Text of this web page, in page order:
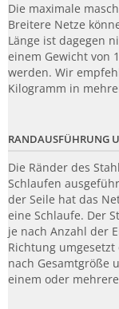
Die maximale
Breitere Netze
Länge ist dagegen
einem Gewicht von
werden. Wir
Kilogramm in
RANDAUSFÜHRUNG
Die Ränder des
Schlaufen
der Seile hat das
eine Schlaufe. Der
je nach Anzahl der
Richtung
nach Gesamtgröße
einem oder